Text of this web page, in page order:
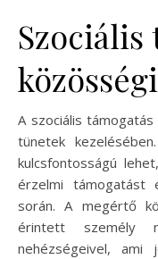
Szociális
A szociális
tünetek
kulcsfontosságú
érzelmi támogatást
során. A megértő
érintett személy
nehézségeivel, ami